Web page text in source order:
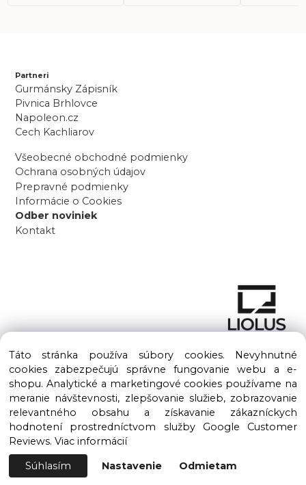
Partneri
Gurmánsky Zápisník
Pivnica Brhlovce
Napoleon.cz
Cech Kachliarov
Všeobecné obchodné podmienky
Ochrana osobných údajov
Prepravné podmienky
Informácie o Cookies
Odber noviniek
Kontakt
Copyright © 2016 – 2026 LIOLUS s.r.o. Všetky práva vyhradené.
Vytvorené spoločnosťouLIOLUS, s.r.o.
Ku Bratke 11, Levice, 934 05
Vytvorené systémom ClickEshop.sk
Táto stránka používa súbory cookies. Nevyhnutné
cookies zabezpečujú správne fungovanie webu a e-
shopu. Analytické a marketingové cookies používame na
meranie návštevnosti, zlepšovanie služieb, zobrazovanie
relevantného obsahu a získavanie zákazníckych
hodnotení prostredníctvom služby Google Customer
Reviews. Viac informácií
Súhlasím
Nastavenie Odmietam